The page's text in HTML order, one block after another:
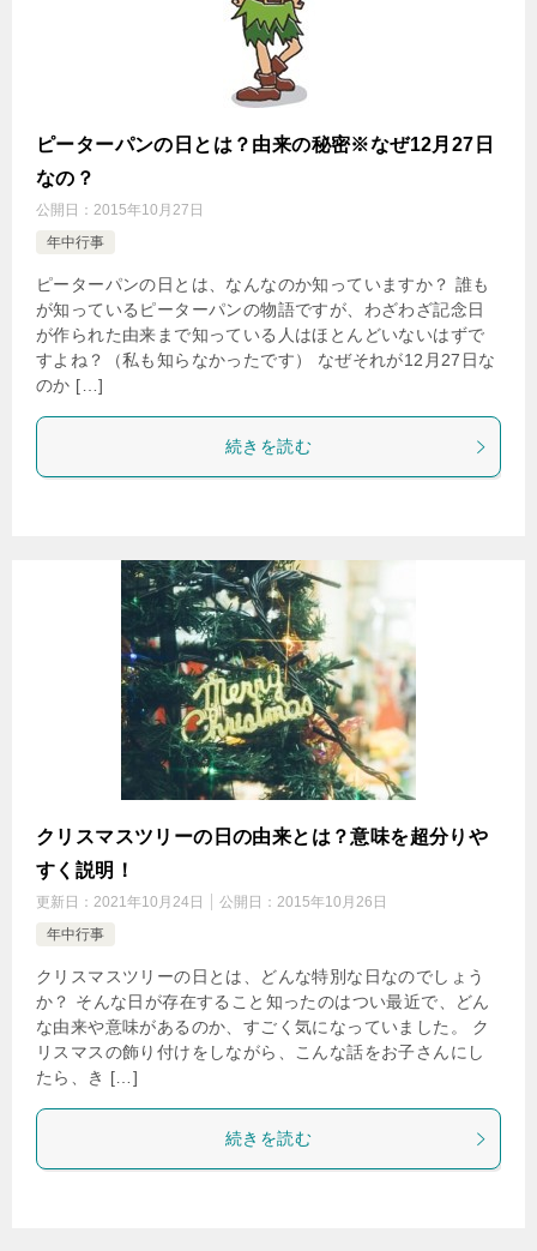
ピーターパンの日とは？由来の秘密※なぜ12月27日
なの？
公開日： 2015年10月27日
年中行事
ピーターパンの日とは、なんなのか知っていますか？ 誰も
が知っているピーターパンの物語ですが、わざわざ記念日
が作られた由来まで知っている人はほとんどいないはずで
すよね？（私も知らなかったです） なぜそれが12月27日な
のか […]
続きを読む
クリスマスツリーの日の由来とは？意味を超分りや
すく説明！
更新日： 2021年10月24日 公開日： 2015年10月26日
年中行事
クリスマスツリーの日とは、どんな特別な日なのでしょう
か？ そんな日が存在すること知ったのはつい最近で、どん
な由来や意味があるのか、すごく気になっていました。 ク
リスマスの飾り付けをしながら、こんな話をお子さんにし
たら、き […]
続きを読む